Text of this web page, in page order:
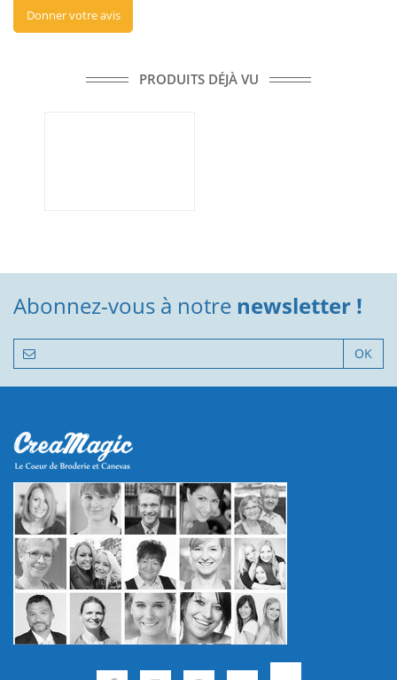
Donner votre avis
PRODUITS DÉJÀ VU
Abonnez-vous à notre newsletter !
OK